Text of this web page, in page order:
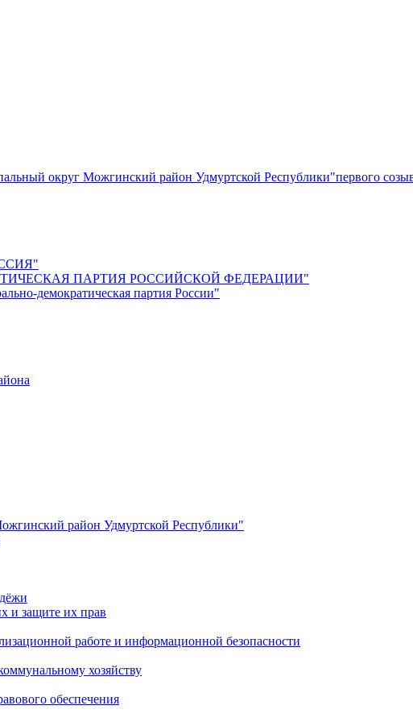
округ Можгинский район Удмуртской Республики"первого
ПАРТИЯ РОССИЙСКОЙ ФЕДЕРАЦИИ"
демократическая партия России"
район Удмуртской Республики"
и защите их прав
работе и информационной безопасности
хозяйству
обеспечения